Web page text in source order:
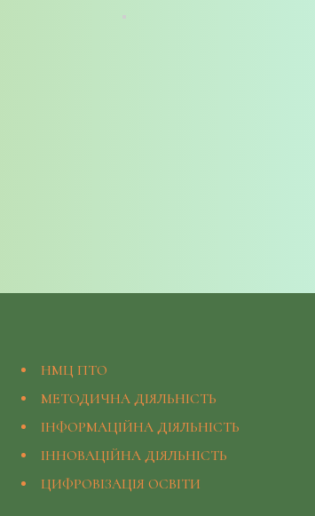
НМЦ ПТО
МЕТОДИЧНА ДІЯЛЬНІСТЬ
ІНФОРМАЦІЙНА ДІЯЛЬНІСТЬ
ІННОВАЦІЙНА ДІЯЛЬНІСТЬ
ЦИФРОВІЗАЦІЯ ОСВІТИ